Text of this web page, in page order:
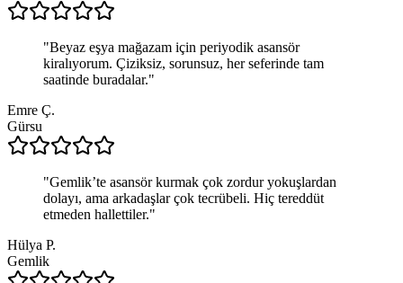
"Beyaz eşya mağazam için periyodik asansör
kiralıyorum. Çiziksiz, sorunsuz, her seferinde tam
saatinde buradalar."
Emre Ç.
Gürsu
"Gemlik’te asansör kurmak çok zordur yokuşlardan
dolayı, ama arkadaşlar çok tecrübeli. Hiç tereddüt
etmeden hallettiler."
Hülya P.
Gemlik